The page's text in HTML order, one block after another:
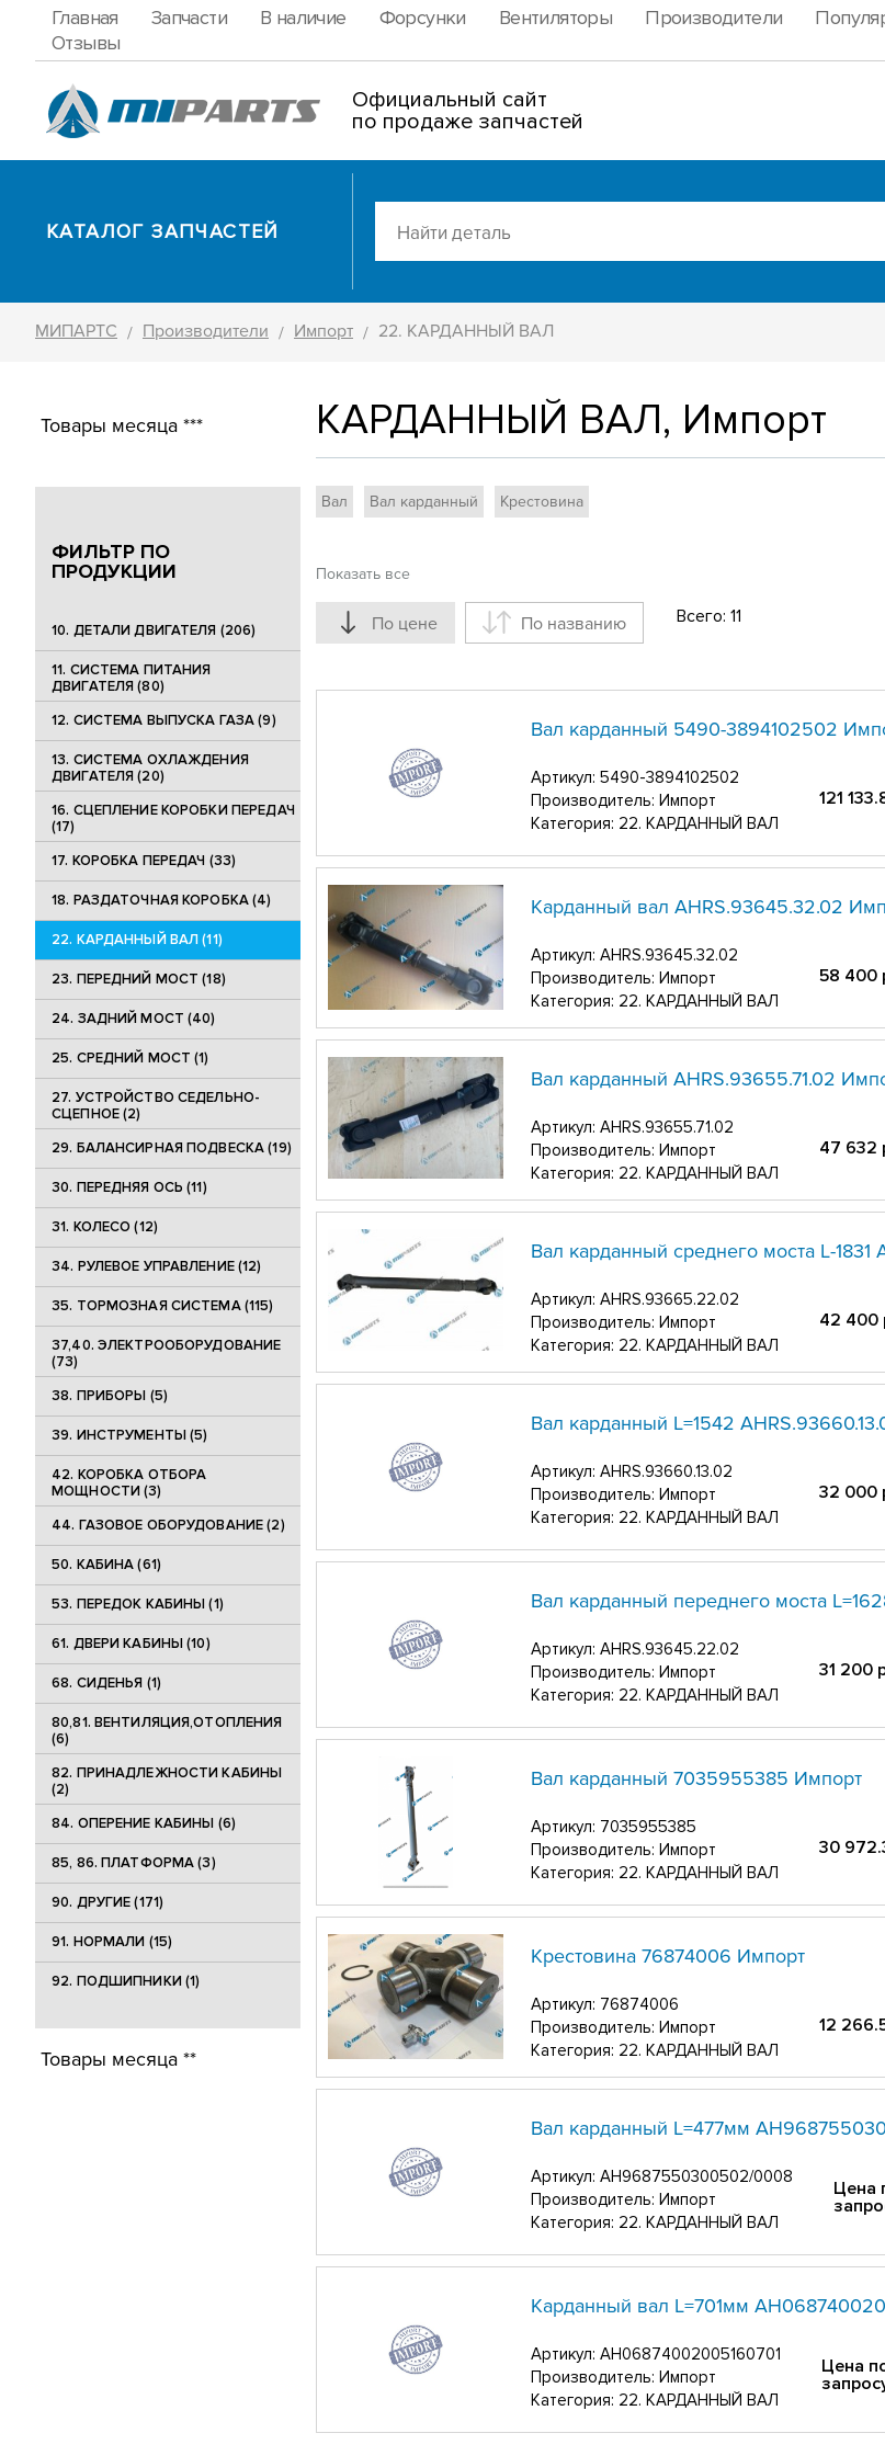
Главная Запчасти В наличие Форсунки Вентиляторы Производители
Отзывы
Официальный сайт
по продаже запчастей
КАТАЛОГ ЗАПЧАСТЕЙ
МИПАРТС / Производители / Импорт / 22. КАРДАННЫЙ ВАЛ
Товары месяца ***
ФИЛЬТР ПО
ПРОДУКЦИИ
10. ДЕТАЛИ ДВИГАТЕЛЯ (206)
11. СИСТЕМА ПИТАНИЯ
ДВИГАТЕЛЯ (80)
12. СИСТЕМА ВЫПУСКА ГАЗА (9)
13. СИСТЕМА ОХЛАЖДЕНИЯ
ДВИГАТЕЛЯ (20)
16. СЦЕПЛЕНИЕ КОРОБКИ ПЕРЕДАЧ
(17)
17. КОРОБКА ПЕРЕДАЧ (33)
18. РАЗДАТОЧНАЯ КОРОБКА (4)
22. КАРДАННЫЙ ВАЛ (11)
23. ПЕРЕДНИЙ МОСТ (18)
24. ЗАДНИЙ МОСТ (40)
25. CРЕДНИЙ МОСТ (1)
27. УСТРОЙСТВО СЕДЕЛЬНО-
СЦЕПНОЕ (2)
29. БАЛАНСИРНАЯ ПОДВЕСКА (19)
30. ПЕРЕДНЯЯ ОСЬ (11)
31. КОЛЕСО (12)
34. РУЛЕВОЕ УПРАВЛЕНИЕ (12)
35. ТОРМОЗНАЯ СИСТЕМА (115)
37,40. ЭЛЕКТРООБОРУДОВАНИЕ
(73)
38. ПРИБОРЫ (5)
39. ИНСТРУМЕНТЫ (5)
42. КОРОБКА ОТБОРА
МОЩНОСТИ (3)
44. ГАЗОВОЕ ОБОРУДОВАНИЕ (2)
50. КАБИНА (61)
53. ПЕРЕДОК КАБИНЫ (1)
61. ДВЕРИ КАБИНЫ (10)
68. СИДЕНЬЯ (1)
80,81. ВЕНТИЛЯЦИЯ,ОТОПЛЕНИЯ
(6)
82. ПРИНАДЛЕЖНОСТИ КАБИНЫ
(2)
84. ОПЕРЕНИЕ КАБИНЫ (6)
85, 86. ПЛАТФОРМА (3)
90. ДРУГИЕ (171)
91. НОРМАЛИ (15)
92. ПОДШИПНИКИ (1)
Товары месяца **
КАРДАННЫЙ ВАЛ, Импорт
Вал Вал карданный Крестовина
Показать все
По цене По названию Всего: 11
Вал карданный 5490-3894102502
Артикул: 5490-3894102502
Производитель: Импорт
Категория: 22. КАРДАННЫЙ ВАЛ
121
Карданный вал АНRS.93645.32.02
Артикул: АНRS.93645.32.02
Производитель: Импорт
Категория: 22. КАРДАННЫЙ ВАЛ
58 400
Вал карданный АНRS.93655.71.02
Артикул: АНRS.93655.71.02
Производитель: Импорт
Категория: 22. КАРДАННЫЙ ВАЛ
47 632
Вал карданный среднего моста L-
Артикул: АНRS.93665.22.02
Производитель: Импорт
Категория: 22. КАРДАННЫЙ ВАЛ
42 400
Вал карданный L=1542
Артикул: АНRS.93660.13.02
Производитель: Импорт
Категория: 22. КАРДАННЫЙ ВАЛ
32 000
Вал карданный переднего моста
Артикул: АНRS.93645.22.02
Производитель: Импорт
Категория: 22. КАРДАННЫЙ ВАЛ
31 200
Вал карданный 7035955385 Импорт
Артикул: 7035955385
Производитель: Импорт
Категория: 22. КАРДАННЫЙ ВАЛ
30
Крестовина 76874006 Импорт
Артикул: 76874006
Производитель: Импорт
Категория: 22. КАРДАННЫЙ ВАЛ
12
Вал карданный L=477мм
Артикул: АН9687550300502/0008
Производитель: Импорт
Категория: 22. КАРДАННЫЙ ВАЛ
Цена
Карданный вал L=701мм
Артикул: АН06874002005160701
Производитель: Импорт
Категория: 22. КАРДАННЫЙ ВАЛ
Цена